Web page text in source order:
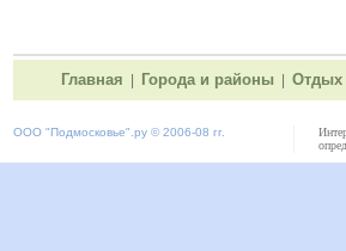
Главная Города и районы Отдых
ООО "Подмосковье" .ру © 2006-08 гг.